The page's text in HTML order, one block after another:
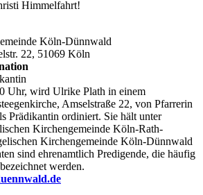
Himmelfahrt!
Köln-Dünnwald
22, 51069 Köln
Uhr, wird Ulrike Plath in einem
Amselstraße 22, von Pfarrerin
Prädikantin ordiniert. Sie hält unter
Kirchengemeinde Köln-Rath-
Kirchengemeinde Köln-Dünnwald
sind ehrenamtlich Predigende, die häufig
werden.